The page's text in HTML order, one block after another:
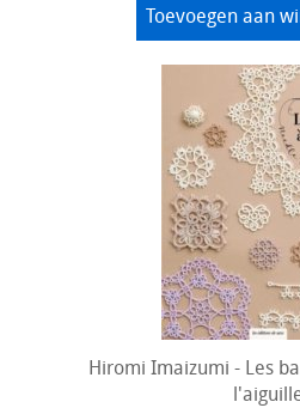
Toevoegen aan
Hiromi Imaizumi - Les